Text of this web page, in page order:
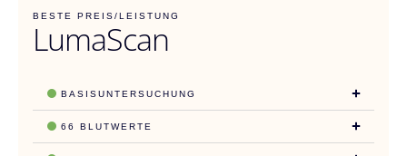
BESTE PREIS/LEISTUNG
LumaScan
BASISUNTERSUCHUNG
66 BLUTWERTE